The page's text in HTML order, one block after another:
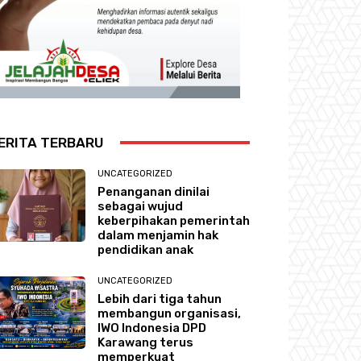
TERBARU
UNCATEGORIZED
Penanganan dinilai
sebagai wujud
keberpihakan pemerintah
dalam menjamin hak
pendidikan anak
UNCATEGORIZED
Lebih dari tiga tahun
membangun organisasi,
IWO Indonesia DPD
Karawang terus
memperkuat